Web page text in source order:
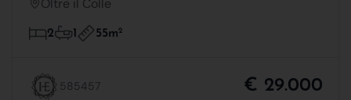
Oltre il Colle
2 1 55m2
585457 € 29.000